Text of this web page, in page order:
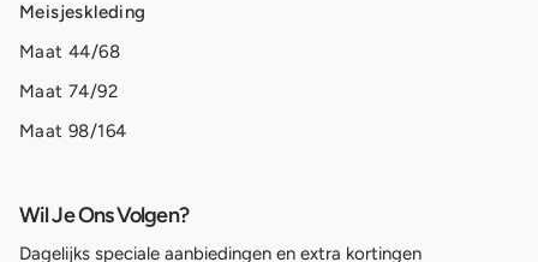
Meisjeskleding
Maat 44/68
Maat 74/92
Maat 98/164
Wil Je Ons Volgen?
Dagelijks speciale aanbiedingen en extra kortingen